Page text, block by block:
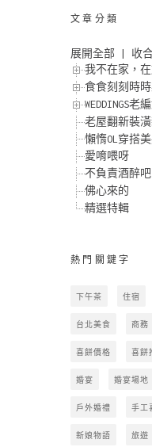
文章分類
展開全部
收
我不在家，
食食刻刻時
WEDDINGS老
老屋翻新裝
懶惰OL穿搭
愛唷喂呀
不負責酒醉
佛心來的
精選特輯
熱門關鍵字
下午茶 住宿
台北美食 商務
喜餅價格 喜餅
婚宴 婚宴場地
戶外婚禮 手工
新娘物語 旅遊